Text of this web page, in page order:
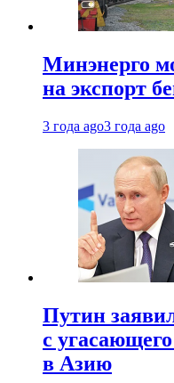
Минэнерго
на экспорт
3 года ago3 года ago
Путин
с
в Азию